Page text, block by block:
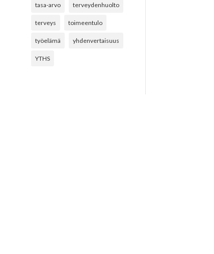
tasa-arvo terveydenhuolto
terveys toimeentulo
työelämä yhdenvertaisuus
YTHS